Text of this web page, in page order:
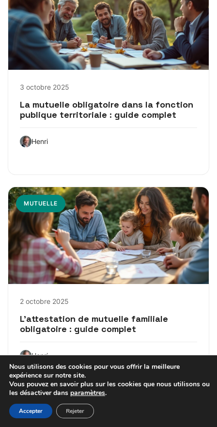
3 octobre 2025
La mutuelle obligatoire dans la fonction
publique territoriale : guide complet
Henri
MUTUELLE
2 octobre 2025
L’attestation de mutuelle familiale
obligatoire : guide complet
Henri
MUTUELLE
Nous utilisons des cookies pour vous offrir la meilleure
expérience sur notre site.
Vous pouvez en savoir plus sur les cookies que nous utilisons ou
les désactiver dans paramètres.
Accepter Rejeter